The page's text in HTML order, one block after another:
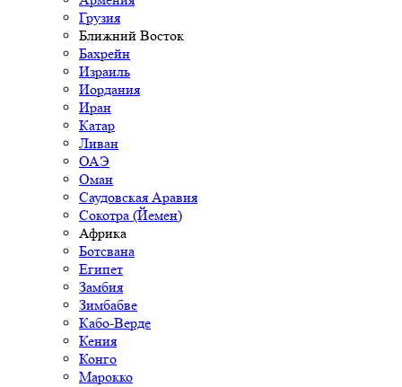
Грузия
Ближний Восток
Бахрейн
Израиль
Иордания
Иран
Катар
Ливан
ОАЭ
Оман
Саудовская Аравия
Сокотра (Йемен)
Африка
Ботсвана
Египет
Замбия
Зимбабве
Кабо-Верде
Кения
Конго
Марокко